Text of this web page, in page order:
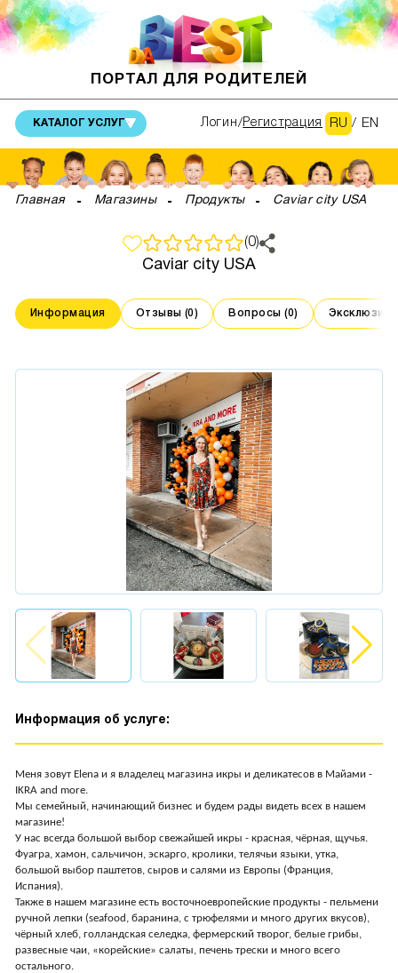
ПОРТАЛ ДЛЯ РОДИТЕЛЕЙ
КАТАЛОГ УСЛУГ RU / EN
Логин Регистрация
Главная Магазины Продукты Caviar city USA
Caviar city USA
(0)
Информация Отзывы (0) Вопросы (0)
Информация об услуге:
Меня зовут Elena и я владелец магазина икры и деликатесов в Майами -
IKRA and more.
Мы семейный, начинающий бизнес и будем рады видеть всех в нашем
магазине!
У нас всегда большой выбор свежайшей икры - красная, чёрная, щучья.
Фуагра, хамон, сальчичон, эскарго, кролики, телячьи языки, утка,
большой выбор паштетов, сыров и салями из Европы (Франция,
Испания).
Также в нашем магазине есть восточноевропейские продукты - пельмени
ручной лепки (seafood, баранина, с трюфелями и много других вкусов),
чёрный хлеб, голландская селедка, фермерский творог, белые грибы,
развесные чаи, «корейские» салаты, печень трески и много всего
остального.